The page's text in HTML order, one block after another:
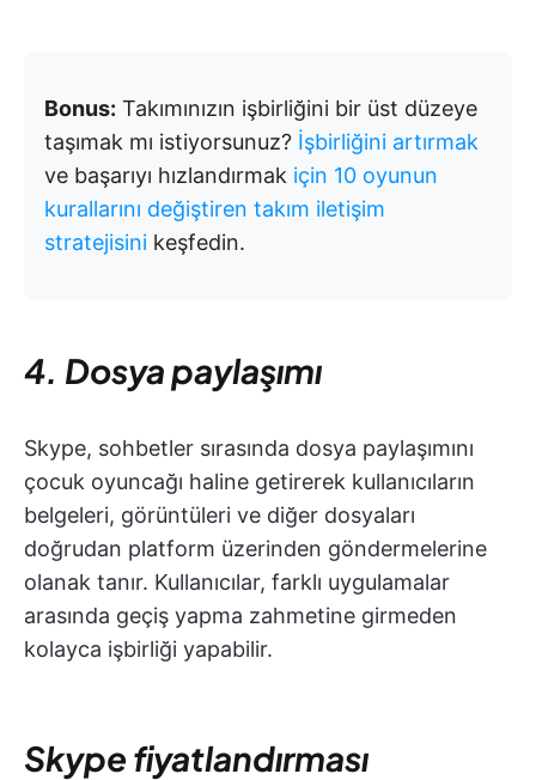
Bonus: Takımınızın işbirliğini bir üst düzeye
taşımak mı istiyorsunuz? İşbirliğini artırmak
ve başarıyı hızlandırmak için 10 oyunun
kurallarını değiştiren takım iletişim
stratejisini keşfedin.
4. Dosya paylaşımı
Skype, sohbetler sırasında dosya paylaşımını
çocuk oyuncağı haline getirerek kullanıcıların
belgeleri, görüntüleri ve diğer dosyaları
doğrudan platform üzerinden göndermelerine
olanak tanır. Kullanıcılar, farklı uygulamalar
arasında geçiş yapma zahmetine girmeden
kolayca işbirliği yapabilir.
Skype fiyatlandırması